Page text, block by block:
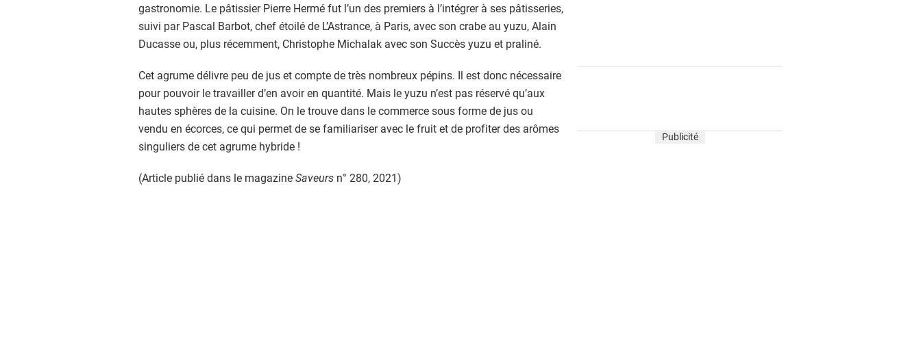
gastronomie. Le pâtissier Pierre Hermé fut l’un des premiers à l’intégrer à ses pâtisseries,
suivi par Pascal Barbot, chef étoilé de L’Astrance, à Paris, avec son crabe au yuzu, Alain
Ducasse ou, plus récemment, Christophe Michalak avec son Succès yuzu et praliné.
Cet agrume délivre peu de jus et compte de très nombreux pépins. Il est donc nécessaire
pour pouvoir le travailler d’en avoir en quantité. Mais le yuzu n’est pas réservé qu’aux
hautes sphères de la cuisine. On le trouve dans le commerce sous forme de jus ou
vendu en écorces, ce qui permet de se familiariser avec le fruit et de profiter des arômes
singuliers de cet agrume hybride !
(Article publié dans le magazineSaveurs n° 280, 2021)
Publicité